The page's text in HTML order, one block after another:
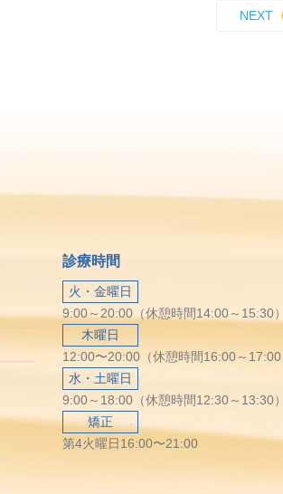
NEXT
診療時間
火・金曜日
9:00～20:00（休憩時間14:00～15:30）
木曜日
12:00〜20:00（休憩時間16:00～17:00
水・土曜日
9:00～18:00（休憩時間12:30～13:30）
矯正
第4火曜日16:00〜21:00